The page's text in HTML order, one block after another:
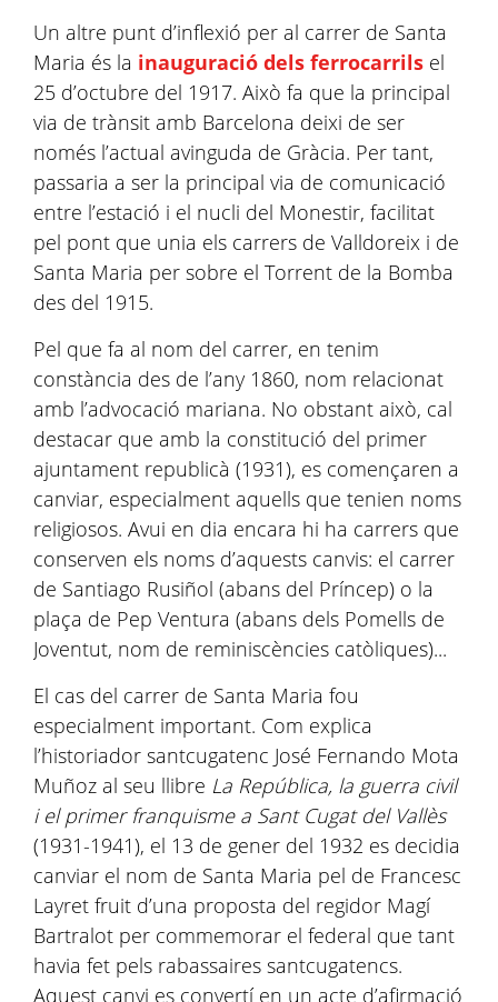
Un altre punt d’inflexió per al carrer de Santa
Maria és la inauguració dels ferrocarrils el
25 d’octubre del 1917. Això fa que la principal
via de trànsit amb Barcelona deixi de ser
només l’actual avinguda de Gràcia. Per tant,
passaria a ser la principal via de comunicació
entre l’estació i el nucli del Monestir, facilitat
pel pont que unia els carrers de Valldoreix i de
Santa Maria per sobre el Torrent de la Bomba
des del 1915.
Pel que fa al nom del carrer, en tenim
constància des de l’any 1860, nom relacionat
amb l’advocació mariana. No obstant això, cal
destacar que amb la constitució del primer
ajuntament republicà (1931), es començaren a
canviar, especialment aquells que tenien noms
religiosos. Avui en dia encara hi ha carrers que
conserven els noms d’aquests canvis: el carrer
de Santiago Rusiñol (abans del Príncep) o la
plaça de Pep Ventura (abans dels Pomells de
Joventut, nom de reminiscències catòliques)...
El cas del carrer de Santa Maria fou
especialment important. Com explica
l’historiador santcugatenc José Fernando Mota
Muñoz al seu llibre La República, la guerra civil
i el primer franquisme a Sant Cugat del Vallès
(1931-1941), el 13 de gener del 1932 es decidia
canviar el nom de Santa Maria pel de Francesc
Layret fruit d’una proposta del regidor Magí
Bartralot per commemorar el federal que tant
havia fet pels rabassaires santcugatencs.
Aquest canvi es convertí en un acte d’afirmació